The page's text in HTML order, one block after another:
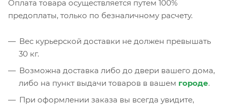
Оплата товара осуществляется путем 100%
предоплаты, только по безналичному расчету.
Вес курьерской доставки не должен превышать
30 кг.
Возможна доставка либо до двери вашего дома,
либо на пункт выдачи товаров в вашем городе.
При оформлении заказа вы всегда увидите,